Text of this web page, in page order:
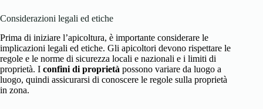
Considerazioni legali ed etiche
Prima di iniziare l’apicoltura, è importante considerare le
implicazioni legali ed etiche. Gli apicoltori devono rispettare le
regole e le norme di sicurezza locali e nazionali e i limiti di
proprietà. I confini di proprietà possono variare da luogo a
luogo, quindi assicurarsi di conoscere le regole sulla proprietà
in zona.